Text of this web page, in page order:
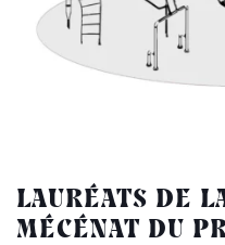
LAURÉATS DE
MÉCÉNAT DU